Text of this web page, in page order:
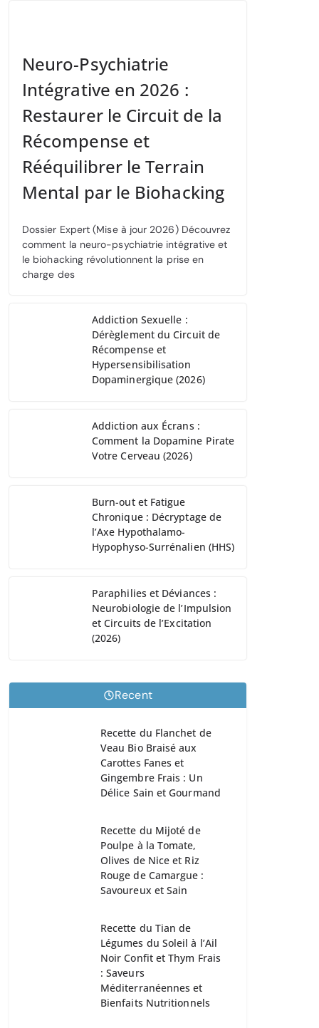
Neuro-Psychiatrie
Intégrative en 2026 :
Restaurer le Circuit de la
Récompense et
Rééquilibrer le Terrain
Mental par le Biohacking
Dossier Expert (Mise à jour 2026) Découvrez
comment la neuro-psychiatrie intégrative et
le biohacking révolutionnent la prise en
charge des
Addiction Sexuelle :
Dérèglement du Circuit de
Récompense et
Hypersensibilisation
Dopaminergique (2026)
Addiction aux Écrans :
Comment la Dopamine Pirate
Votre Cerveau (2026)
Burn-out et Fatigue
Chronique : Décryptage de
l’Axe Hypothalamo-
Hypophyso-Surrénalien (HHS)
Paraphilies et Déviances :
Neurobiologie de l’Impulsion
et Circuits de l’Excitation
(2026)
Recent
Recette du Flanchet de
Veau Bio Braisé aux
Carottes Fanes et
Gingembre Frais : Un
Délice Sain et Gourmand
Recette du Mijoté de
Poulpe à la Tomate,
Olives de Nice et Riz
Rouge de Camargue :
Savoureux et Sain
Recette du Tian de
Légumes du Soleil à l’Ail
Noir Confit et Thym Frais
: Saveurs
Méditerranéennes et
Bienfaits Nutritionnels